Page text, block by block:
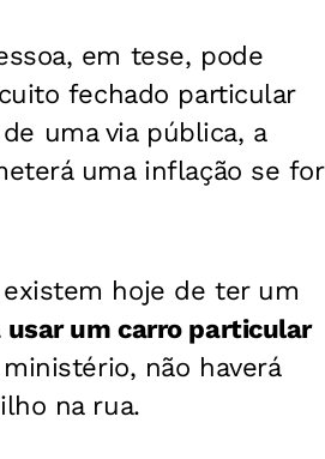
em tese, pode
fechado particular
uma via pública, a
uma inflação se for
hoje de ter um
usar um carro particular
não haverá
na rua.